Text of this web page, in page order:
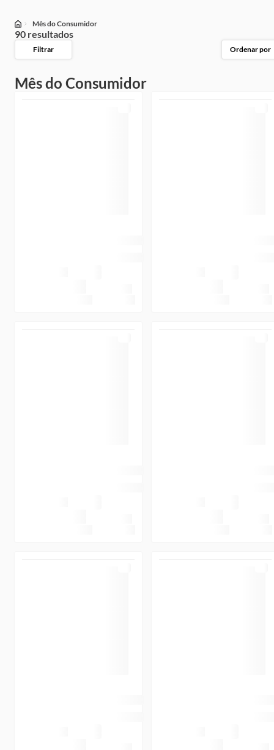
Mês do Consumidor
90 resultados
Filtrar Ordenar por
Mês do Consumidor